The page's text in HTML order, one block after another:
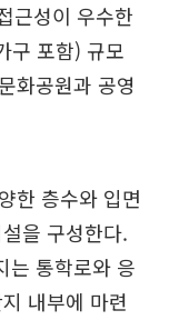
근성이 우수한
구 포함) 규모
화공원과 공영
한 층수와 입면
을 구성한다.
는 통학로와 응
내부에 마련